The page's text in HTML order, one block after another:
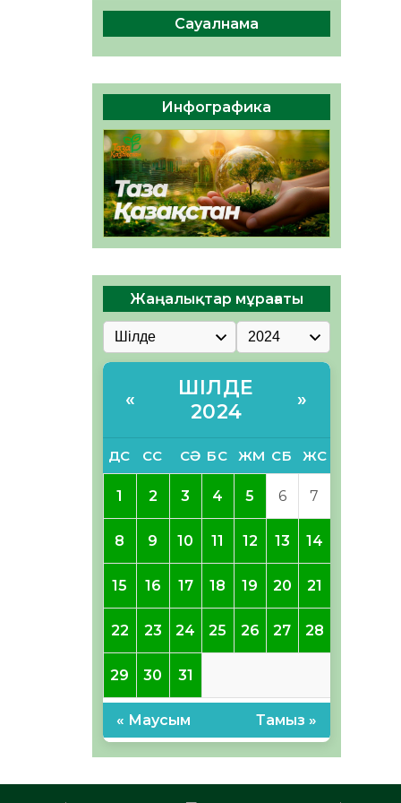
04.08.2026 47 0
Құрылтай: Қызылордада
1344 комиссия мүшесінің
04.08.2026
38 0
ҚҰРЫЛТАЙ САЙЛАУЫ – ЕЛ
БІРЛІГІ МЕН АЗАМАТТЫҚ
ЖАУАПКЕРШІЛІКТІҢ
КӨРІНІСІ
04.08.2026 50 0
Сауалнама
Инфографика
Жаңалықтар мұрағаты
«
ШІЛДЕ
2024
»
ДС СС СӘ БС ЖМ СБ ЖС
1 2 3 4 5 6 7
8 9 10 11 12 13 14
15 16 17 18 19 20 21
22 23 24 25 26 27 28
29 30 31
« Маусым Тамыз »